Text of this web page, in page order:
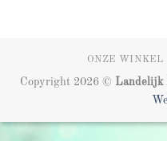
ONZE WINKEL
Copyright 2026 © Landelijk